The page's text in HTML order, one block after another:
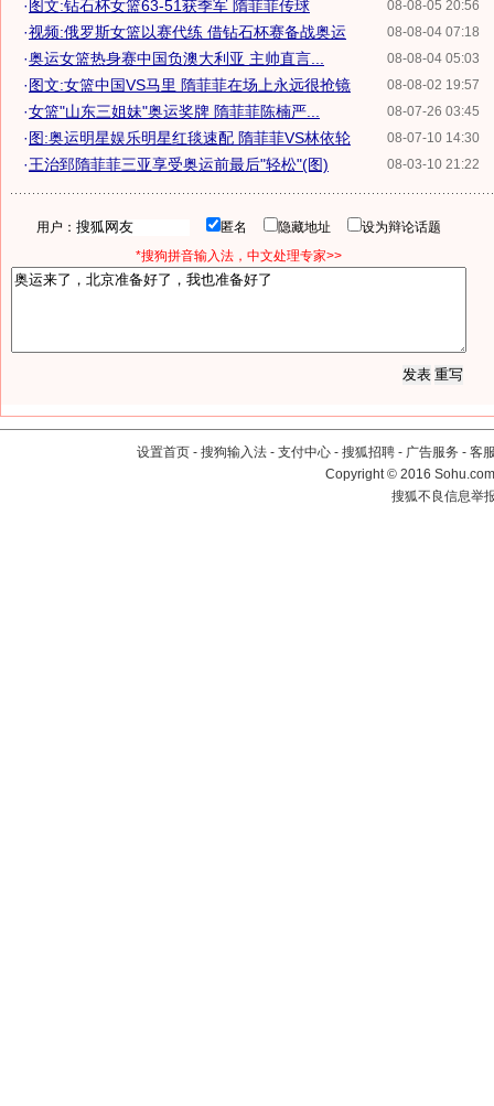
08-08-05 20:56
·图文:钻石杯女篮63-51获季军 隋菲菲传球
08-08-04 07:18
·视频:俄罗斯女篮以赛代练 借钻石杯赛备战奥运
08-08-04 05:03
·奥运女篮热身赛中国负澳大利亚 主帅直言...
08-08-02 19:57
·图文:女篮中国VS马里 隋菲菲在场上永远很抢镜
08-07-26 03:45
·女篮"山东三姐妹"奥运奖牌 隋菲菲陈楠严...
08-07-10 14:30
·图:奥运明星娱乐明星红毯速配 隋菲菲VS林依轮
08-03-10 21:22
·王治郅隋菲菲三亚享受奥运前最后"轻松"(图)
用户： 匿名 隐藏地址
设为辩论话题
*搜狗拼音输入法，中文处理专家>>
设置首页 - 搜狗输入法 - 支付中心 - 搜狐招聘 - 广告服务 - 客
Copyright©2016
搜狐不良信息举